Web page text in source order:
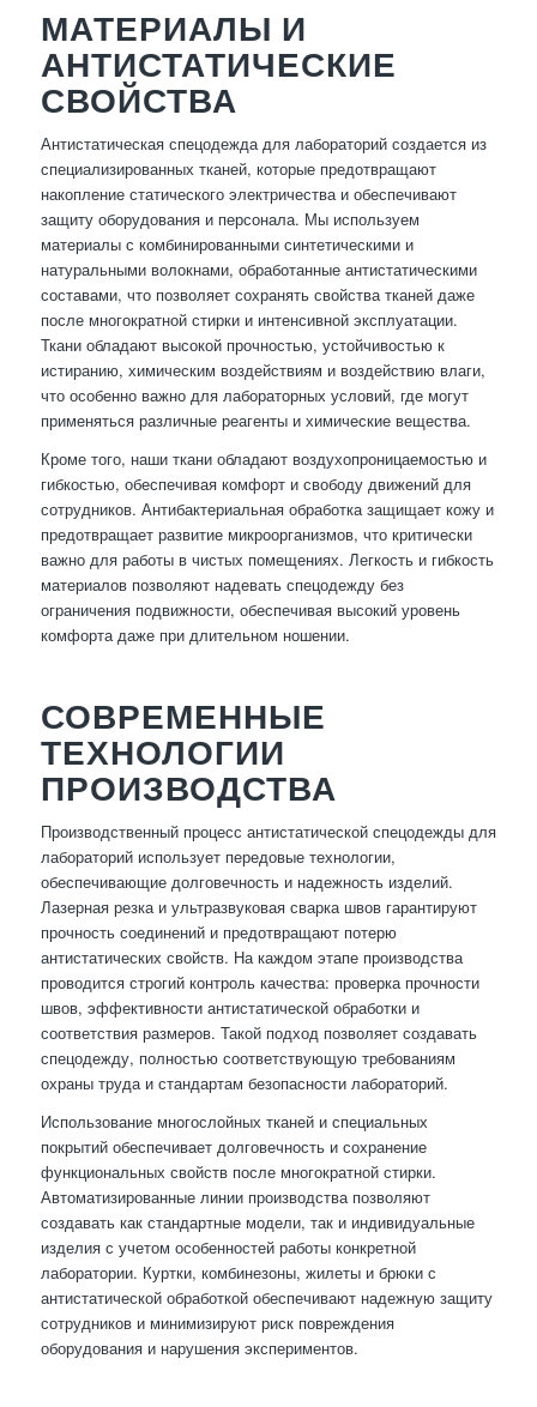
МАТЕРИАЛЫ И
АНТИСТАТИЧЕСКИЕ
СВОЙСТВА
Антистатическая спецодежда для лабораторий создается из
специализированных тканей, которые предотвращают
накопление статического электричества и обеспечивают
защиту оборудования и персонала. Мы используем
материалы с комбинированными синтетическими и
натуральными волокнами, обработанные антистатическими
составами, что позволяет сохранять свойства тканей даже
после многократной стирки и интенсивной эксплуатации.
Ткани обладают высокой прочностью, устойчивостью к
истиранию, химическим воздействиям и воздействию влаги,
что особенно важно для лабораторных условий, где могут
применяться различные реагенты и химические вещества.
Кроме того, наши ткани обладают воздухопроницаемостью и
гибкостью, обеспечивая комфорт и свободу движений для
сотрудников. Антибактериальная обработка защищает кожу и
предотвращает развитие микроорганизмов, что критически
важно для работы в чистых помещениях. Легкость и гибкость
материалов позволяют надевать спецодежду без
ограничения подвижности, обеспечивая высокий уровень
комфорта даже при длительном ношении.
СОВРЕМЕННЫЕ
ТЕХНОЛОГИИ
ПРОИЗВОДСТВА
Производственный процесс антистатической спецодежды для
лабораторий использует передовые технологии,
обеспечивающие долговечность и надежность изделий.
Лазерная резка и ультразвуковая сварка швов гарантируют
прочность соединений и предотвращают потерю
антистатических свойств. На каждом этапе производства
проводится строгий контроль качества: проверка прочности
швов, эффективности антистатической обработки и
соответствия размеров. Такой подход позволяет создавать
спецодежду, полностью соответствующую требованиям
охраны труда и стандартам безопасности лабораторий.
Использование многослойных тканей и специальных
покрытий обеспечивает долговечность и сохранение
функциональных свойств после многократной стирки.
Автоматизированные линии производства позволяют
создавать как стандартные модели, так и индивидуальные
изделия с учетом особенностей работы конкретной
лаборатории. Куртки, комбинезоны, жилеты и брюки с
антистатической обработкой обеспечивают надежную защиту
сотрудников и минимизируют риск повреждения
оборудования и нарушения экспериментов.